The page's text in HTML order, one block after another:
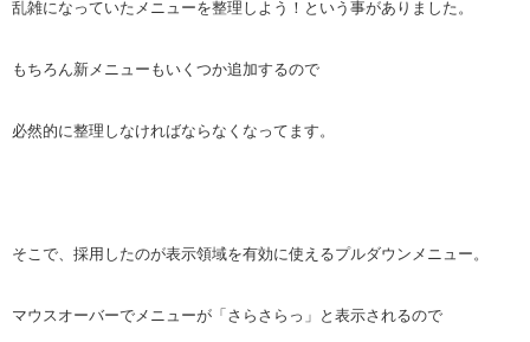
乱雑になっていたメニューを整理しよう！という事がありました。
もちろん新メニューもいくつか追加するので
必然的に整理しなければならなくなってます。
そこで、採用したのが表示領域を有効に使えるプルダウンメニュー。
マウスオーバーでメニューが「さらさらっ」と表示されるので